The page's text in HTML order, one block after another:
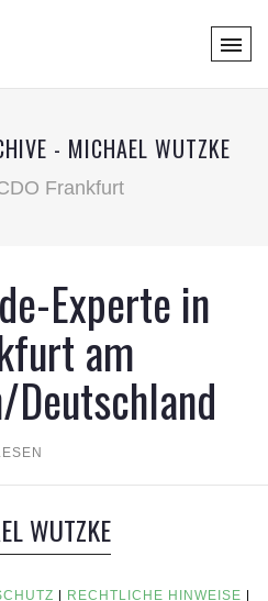
- MICHAEL WUTZKE
Frankfurt
Experte in
am
Deutschland
WUTZKE
RECHTLICHE HINWEISE